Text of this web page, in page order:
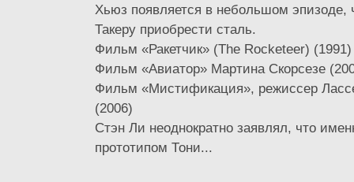
Хьюз появляется в небольшом эпизоде,
Такеру приобрести сталь.
Фильм «Ракетчик» (The Rocketeer) (1991)
Фильм «Авиатор» Мартина Скорсезе
Фильм «Мистификация», режиссер
(2006)
Стэн Ли неоднократно заявлял, что
прототипом Тони...